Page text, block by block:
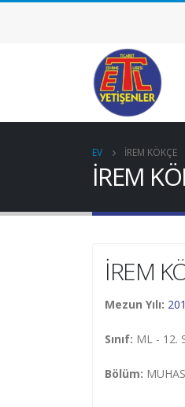
EV İREM KÖKÇE
İREM
İREM
Mezun Yılı:
Sınıf: ML - 12.
Bölüm: